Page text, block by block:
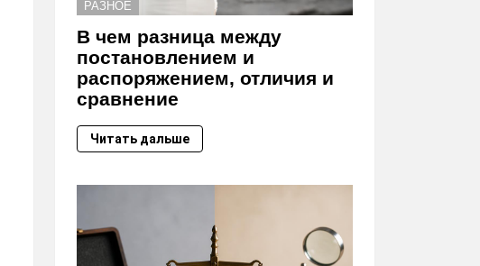
РАЗНОЕ
В чем разница между
постановлением и
распоряжением, отличия и
сравнение
Читать дальше